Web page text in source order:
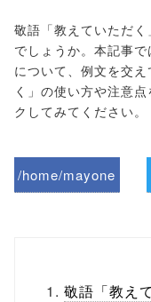
敬語「教えていただ
でしょうか。本記事
について、例文を交
く」の使い方や注意
クしてみてください。
/home/mayone
ml/wp-
敬語「教え